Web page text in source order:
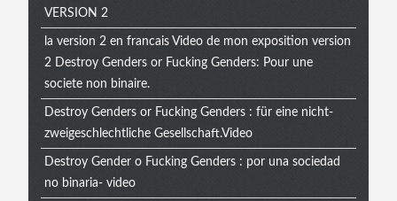
VERSION 2
la version 2 en francais Video de mon exposition version
2 Destroy Genders or Fucking Genders: Pour une
societe non binaire.
Destroy Genders or Fucking Genders : für eine nicht-
zweigeschlechtliche Gesellschaft.Video
Destroy Gender o Fucking Genders : por una sociedad
no binaria- video